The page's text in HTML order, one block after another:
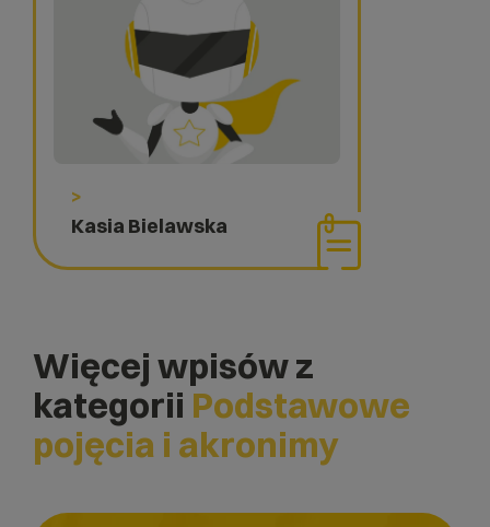
>
Kasia Bielawska
Więcej wpisów z
kategorii Podstawowe
pojęcia i akronimy